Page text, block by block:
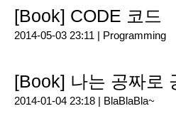
[Book] CODE 코드
2014-05-03 23:11 | Programming
[Book] 나는 공짜로
2014-01-04 23:18 | BlaBlaBla~